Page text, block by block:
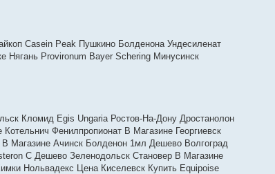
Casein Peak Пушкино Болденона Ундесиленат
Provironum Bayer Schering Минусинск
Кломид Egis Ungaria Ростов-На-Дону Дростанолон
Фенилпропионат В Магазине Георгиевск
Магазине Ачинск Болденон 1мл Дешево Волгоград
C Дешево Зеленодольск Становер В Магазине
Нольвадекс Цена Киселевск Купить Equipoise